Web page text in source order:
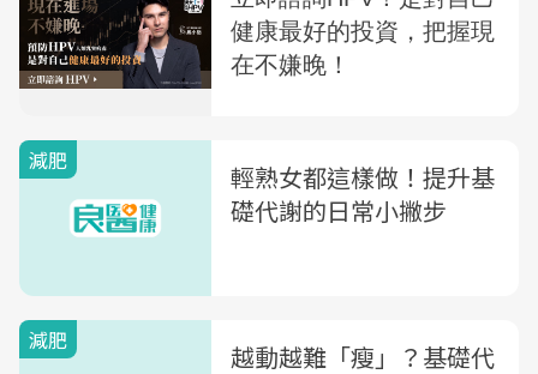
減肥
輕熟女都這樣做！提升基
礎代謝的日常小撇步
減肥
越動越難「瘦」？基礎代